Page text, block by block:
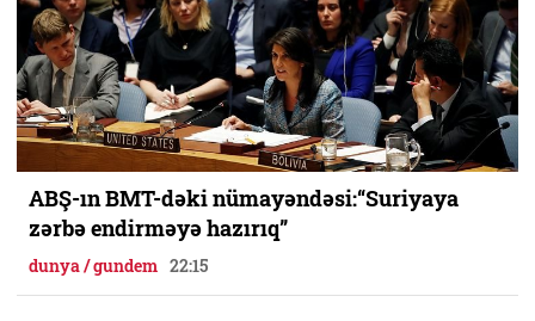
ABŞ-ın BMT-dəki nümayəndəsi:“Suriyaya
zərbə endirməyə hazırıq”
dunya / gundem 22:15